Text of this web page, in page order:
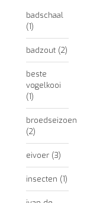
badschaal
(1)
badzout (2)
beste
vogelkooi
(1)
broedseizoen
(2)
eivoer (3)
insecten (1)